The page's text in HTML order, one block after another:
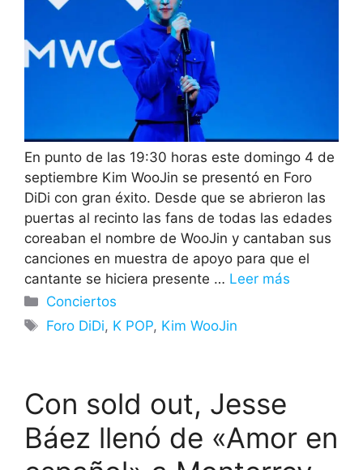
En punto de las 19:30 horas este domingo 4 de
septiembre Kim WooJin se presentó en Foro
DiDi con gran éxito. Desde que se abrieron las
puertas al recinto las fans de todas las edades
coreaban el nombre de WooJin y cantaban sus
canciones en muestra de apoyo para que el
cantante se hiciera presente … Leer más
Categorías
Conciertos
Etiquetas
Foro DiDi, K POP, Kim WooJin
Con sold out, Jesse
Báez llenó de «Amor en